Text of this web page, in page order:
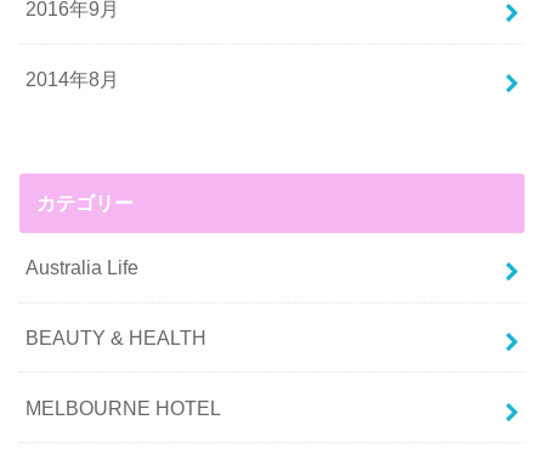
2016年9月
2014年8月
カテゴリー
Australia Life
BEAUTY & HEALTH
MELBOURNE HOTEL